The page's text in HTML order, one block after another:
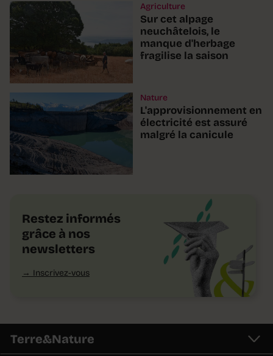
Agriculture
Sur cet alpage
neuchâtelois, le
manque d'herbage
fragilise la saison
Nature
L'approvisionnement en
électricité est assuré
malgré la canicule
Restez informés
grâce à nos
newsletters
Inscrivez-vous
Terre&Nature